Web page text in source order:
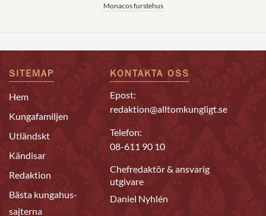
Monacos furstehus
SITEMAP
Hem
Kungafamiljen
Utländskt
Kändisar
Redaktion
Bästa kungahus-
sajterna
KONTAKTA OSS
Epost:
redaktion@alltomkungligt.se
Telefon:
08-611 90 10
Chefredaktör & ansvarig
utgivare
Daniel Nyhlén